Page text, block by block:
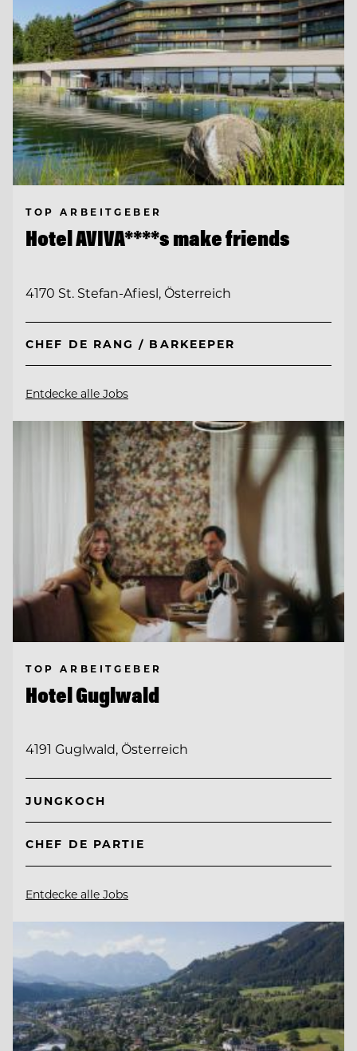
TOP ARBEITGEBER
Hotel AVIVA****s make friends
4170 St. Stefan-Afiesl, Österreich
CHEF DE RANG / BARKEEPER
Entdecke alle Jobs
TOP ARBEITGEBER
Hotel Guglwald
4191 Guglwald, Österreich
JUNGKOCH
CHEF DE PARTIE
Entdecke alle Jobs